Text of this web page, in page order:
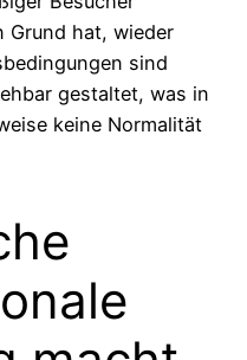
Grund hat, wieder
sind
gestaltet, was in
keine Normalität